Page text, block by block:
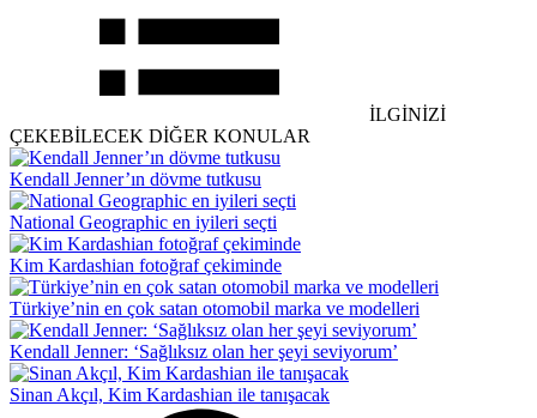
İLGİNİZİ
ÇEKEBİLECEK DİĞER KONULAR
Kendall Jenner’ın dövme tutkusu
National Geographic en iyileri seçti
Kim Kardashian fotoğraf çekiminde
Türkiye’nin en çok satan otomobil marka ve modelleri
Kendall Jenner: ‘Sağlıksız olan her şeyi seviyorum’
Sinan Akçıl, Kim Kardashian ile tanışacak